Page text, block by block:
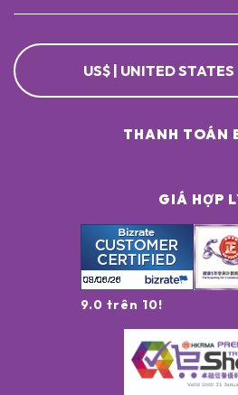
US$ | UNITED
GIÁ HỢP
9.0 trên 10!
THANH TOÁN